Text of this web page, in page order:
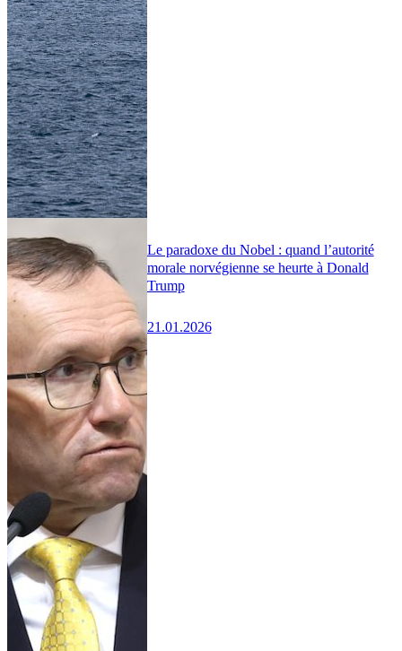
Le paradoxe du Nobel : quand l’autorité
morale norvégienne se heurte à Donald
Trump
21.01.2026